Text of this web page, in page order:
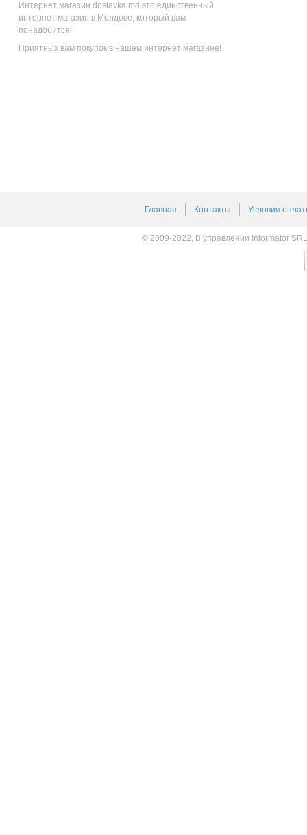
Интернет магазин dostavka.md это единственный
интернет магазин в Молдове, который вам
понадобится!
Приятных вам покупок в нашем интернет магазине!
Главная Контакты Условия
© 2009-2022, В управлении Informator SRL